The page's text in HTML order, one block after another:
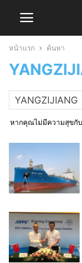
หน้าแรก ค้นหา
หากคุณไม่มีความสุขกั